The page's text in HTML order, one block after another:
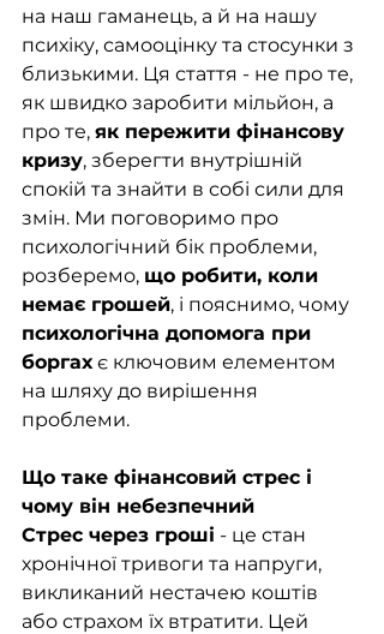
на наш гаманець, а й на нашу
психіку, самооцінку та стосунки з
близькими. Ця стаття - не про те,
як швидко заробити мільйон, а
про те, як пережити фінансову
кризу, зберегти внутрішній
спокій та знайти в собі сили для
змін. Ми поговоримо про
психологічний бік проблеми,
розберемо, що робити, коли
немає грошей, і пояснимо, чому
психологічна допомога при
боргах є ключовим елементом
на шляху до вирішення
проблеми.
Що таке фінансовий стрес і
чому він небезпечний
Стрес через гроші - це стан
хронічної тривоги та напруги,
викликаний нестачею коштів
або страхом їх втратити. Цей